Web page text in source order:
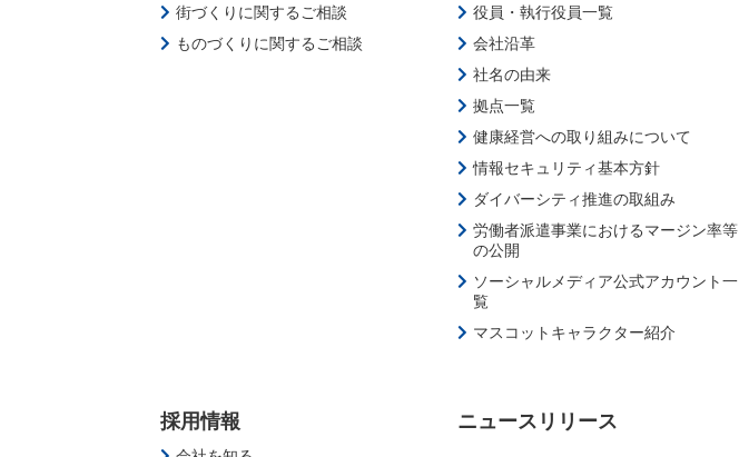
街づくりに関するご相談
ものづくりに関するご相談
役員・執行役員一覧
会社沿革
社名の由来
拠点一覧
健康経営への取り組みについて
情報セキュリティ基本方針
ダイバーシティ推進の取組み
労働者派遣事業におけるマージン率等
の公開
ソーシャルメディア公式アカウント一
覧
マスコットキャラクター紹介
採用情報 ニュースリリース